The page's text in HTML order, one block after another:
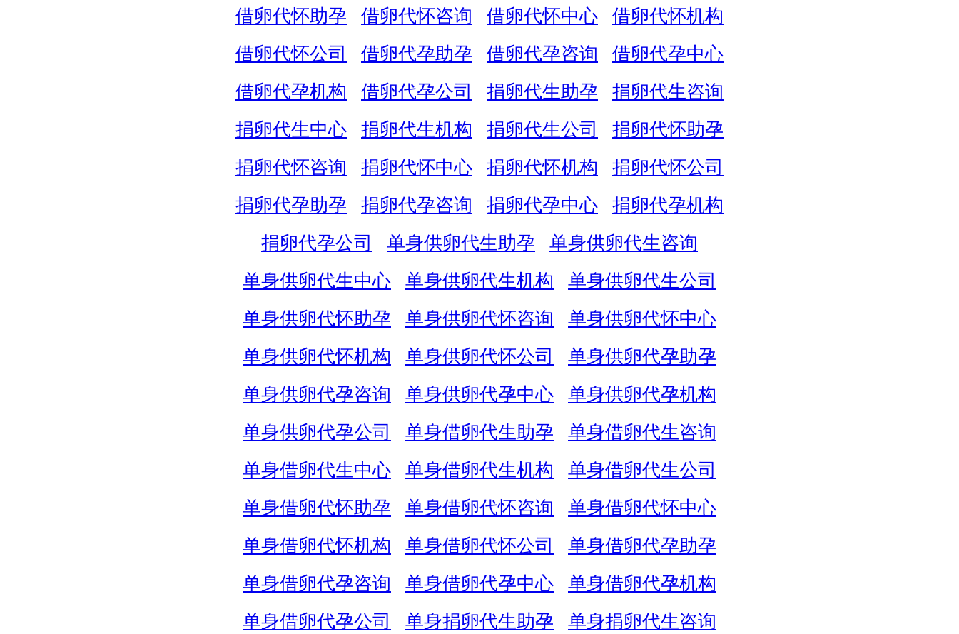
借卵代怀助孕
借卵代怀咨询 借卵代怀中心
借卵代怀机构
借卵代怀公司
借卵代孕助孕 借卵代孕咨询
借卵代孕中心
借卵代孕机构
借卵代孕公司 捐卵代生助孕
捐卵代生咨询
捐卵代生中心
捐卵代生机构 捐卵代生公司
捐卵代怀助孕
捐卵代怀咨询
捐卵代怀中心 捐卵代怀机构
捐卵代怀公司
捐卵代孕助孕
捐卵代孕咨询 捐卵代孕中心
捐卵代孕机构
捐卵代孕公司
单身供卵代生助孕
单身供卵代生咨询
单身供卵代生中心
单身供卵代生机构
单身供卵代生公司
单身供卵代怀助孕
单身供卵代怀咨询
单身供卵代怀中心
单身供卵代怀机构
单身供卵代怀公司
单身供卵代孕助孕
单身供卵代孕咨询
单身供卵代孕中心
单身供卵代孕机构
单身供卵代孕公司
单身借卵代生助孕
单身借卵代生咨询
单身借卵代生中心
单身借卵代生机构
单身借卵代生公司
单身借卵代怀助孕
单身借卵代怀咨询
单身借卵代怀中心
单身借卵代怀机构
单身借卵代怀公司
单身借卵代孕助孕
单身借卵代孕咨询
单身借卵代孕中心
单身借卵代孕机构
单身借卵代孕公司
单身捐卵代生助孕
单身捐卵代生咨询